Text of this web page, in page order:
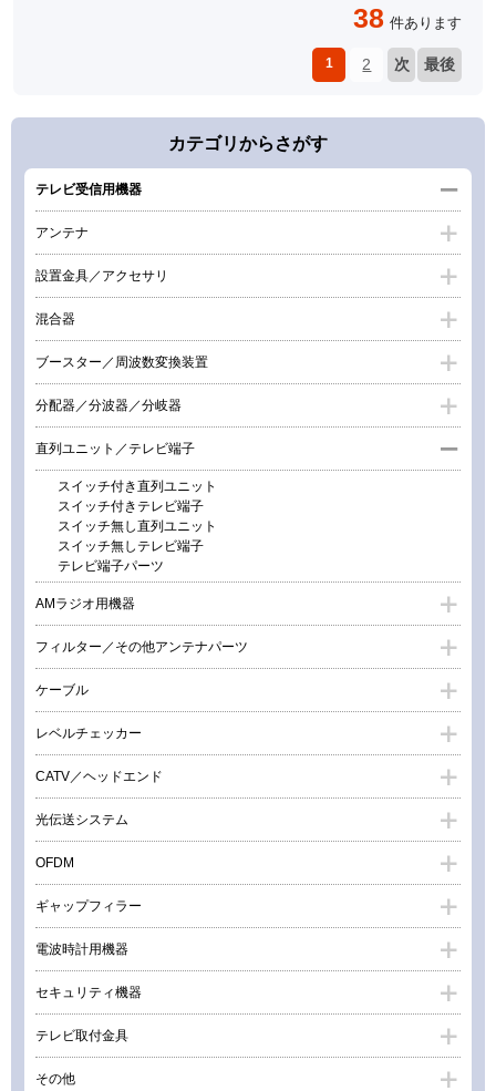
38 件あります
1 2 次 最後
カテゴリからさがす
テレビ受信用機器
アンテナ
設置金具／アクセサリ
混合器
ブースター／周波数変換装置
分配器／分波器／分岐器
直列ユニット／テレビ端子
スイッチ付き直列ユニット
スイッチ付きテレビ端子
スイッチ無し直列ユニット
スイッチ無しテレビ端子
テレビ端子パーツ
AMラジオ用機器
フィルター／その他アンテナパーツ
ケーブル
レベルチェッカー
CATV／ヘッドエンド
光伝送システム
OFDM
ギャップフィラー
電波時計用機器
セキュリティ機器
テレビ取付金具
その他